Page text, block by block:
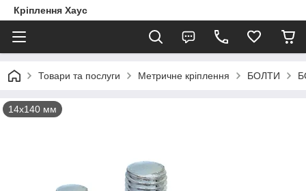
Кріплення Хаус
Товари та послуги Метричне кріплення БОЛТИ
14х140 мм